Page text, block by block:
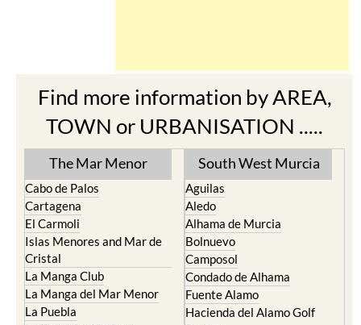
Find more information by AREA,
TOWN or URBANISATION .....
The Mar Menor
Cabo de Palos
El Carmoli
Islas Menores and Mar de
Cristal
La Manga Club
La Manga del Mar Menor
La Puebla
La Torre Golf Resort
La Union
South West Murcia
Aguilas
Alhama de Murcia
Bolnuevo
Camposol
Condado de Alhama
Fuente Alamo
Hacienda del Alamo Golf
Resort
Lorca